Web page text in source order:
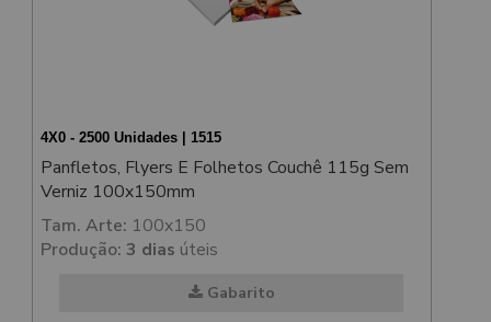
4X0 - 2500 Unidades | 1515
Panfletos, Flyers E Folhetos Couchê 115g Sem
Verniz 100x150mm
Tam. Arte: 100x150
Produção: 3 dias úteis
Gabarito